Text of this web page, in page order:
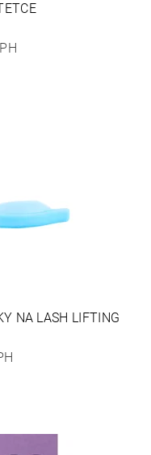
NA LASH LIFTING